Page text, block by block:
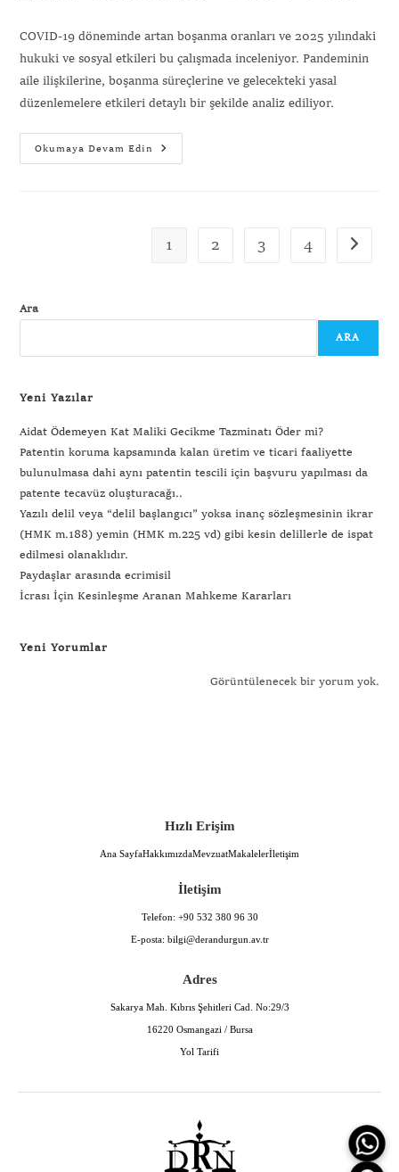
COVID-19 döneminde artan boşanma oranları ve 2025 yılındaki
hukuki ve sosyal etkileri bu çalışmada inceleniyor. Pandeminin
aile ilişkilerine, boşanma süreçlerine ve gelecekteki yasal
düzenlemelere etkileri detaylı bir şekilde analiz ediliyor.
Okumaya Devam Edin
1 2 3 4
Ara
ARA
Yeni Yazılar
Aidat Ödemeyen Kat Maliki Gecikme Tazminatı Öder mi?
Patentin koruma kapsamında kalan üretim ve ticari faaliyette
bulunulmasa dahi aynı patentin tescili için başvuru yapılması da
patente tecavüz oluşturacağı..
Yazılı delil veya “delil başlangıcı” yoksa inanç sözleşmesinin ikrar
(HMK m.188) yemin (HMK m.225 vd) gibi kesin delillerle de ispat
edilmesi olanaklıdır.
Paydaşlar arasında ecrimisil
İcrası İçin Kesinleşme Aranan Mahkeme Kararları
Yeni Yorumlar
Görüntülenecek bir yorum yok.
Hızlı Erişim
Ana SayfaHakkımızdaMevzuatMakalelerİletişim
İletişim
Telefon: +90 532 380 96 30
E-posta: bilgi@derandurgun.av.tr
Adres
Sakarya Mah. Kıbrıs Şehitleri Cad. No:29/3
16220 Osmangazi / Bursa
Yol Tarifi